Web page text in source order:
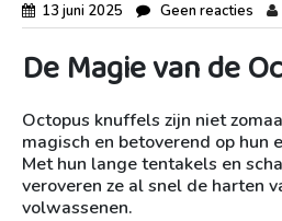
13 juni 2025 Geen reacties
De Magie van de
Octopus knuffels zijn niet
magisch en betoverend op hun
Met hun lange tentakels en
veroveren ze al snel de harten
volwassenen.